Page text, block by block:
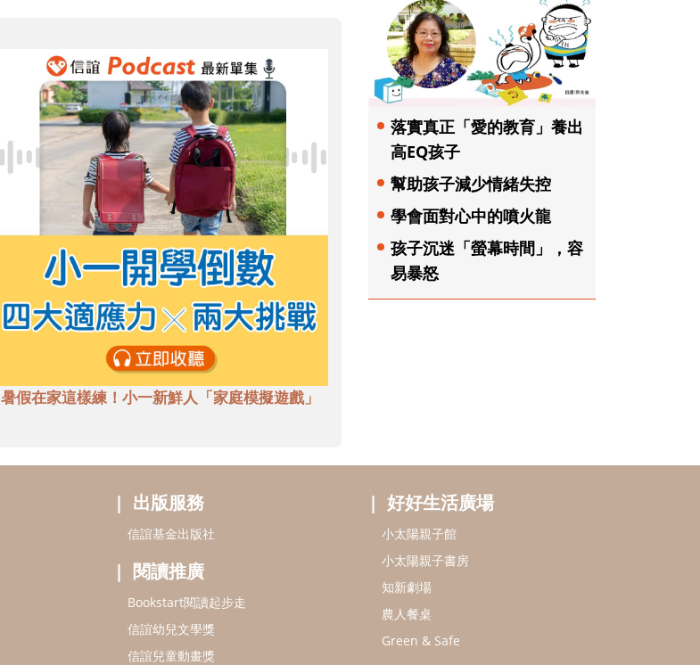
暑假在家這樣練！小一新鮮人「家庭模擬遊戲」
落實真正「愛的教育」養出
高EQ孩子
幫助孩子減少情緒失控
學會面對心中的噴火龍
孩子沉迷「螢幕時間」，容
易暴怒
出版服務
信誼基金出版社
閱讀推廣
Bookstart閱讀起步走
信誼幼兒文學獎
信誼兒童動畫獎
好好生活廣場
小太陽親子館
小太陽親子書房
知新劇場
農人餐桌
Green & Safe